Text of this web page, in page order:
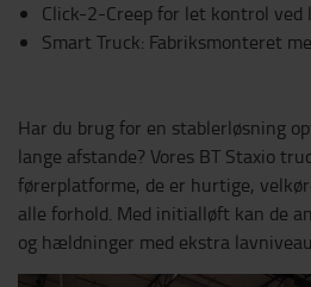
Click-2-Creep for let kontrol ved
Smart Truck: Fabriksmonteret
Har du brug for en stablerløsning
lange afstande? Vores BT Staxio
førerplatforme, de er hurtige,
alle forhold. Med initialløft kan de
og hældninger med ekstra